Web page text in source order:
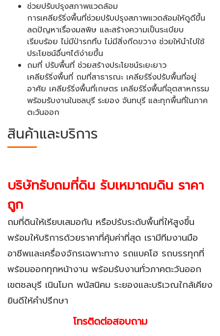
ช่วยปรับปรุงสภาพแวดล้อม
การเคลียร์ริ่งพื้นที่ช่วยปรับปรุงสภาพแวดล้อมให้ดูดีขึ้น
ลดปัญหาเรื่องมลพิษ และสร้างความเป็นระเบียบ
เรียบร้อย ไม่มีป่ารกทึบ ไม่มีสิ่งกีดขวาง ช่วยให้นำไปใช้
ประโยชน์อื่นๆได้ง่ายขึ้น
ถมที่ ปรับพื้นที่ ช่วยสร้างประโยชน์ระยะยาว
เคลียร์ริ่งพื้นที่ ถมที่สาธารณะ เคลียร์ริ่งปรับพื้นที่อยู่
อาศัย เคลียร์ริ่งพื้นที่เกษตร เคลียร์ริ่งพื้นที่อุตสาหกรรม
พร้อมรับงานในชลบุรี ระยอง จันทบุรี และทุกพื้นที่ในภาค
ตะวันออก
สินค้าและบริการ
บริษัทรับถมที่ดิน รับเหมาถมดิน ราคา
ถูก
ถมที่ดินให้เรียบเสมอกัน หรือปรับระดับพื้นที่ให้สูงขึ้น
พร้อมให้บริการด้วยราคาที่คุ้มค่าที่สุด เรามีทีมงานมือ
อาชีพและเครื่องจักรเฉพาะทาง รถแบคโฮ รถบรรทุกที่
พร้อมออกทุกหน้างาน พร้อมรับงานทั่วภาคตะวันออก
เขตชลบุรี เนินโมก พนัสนิคม ระยองและบริเวณใกล้เคียง
ยินดีให้คำปรึกษา
โทรติดต่อสอบถาม